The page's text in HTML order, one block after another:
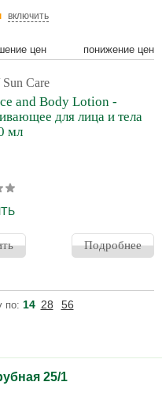
включить
цен понижение цен
Sun Care
and Body Lotion -
для лица и тела
мл
молочко после солнца
кожу,мгновенно
и покалывания.
Подробнее
по: 14 28 56
25/1